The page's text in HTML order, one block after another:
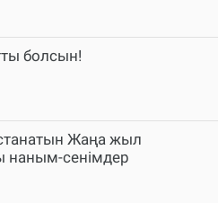
болсын!
Жаңа жыл
наным-сенімдер